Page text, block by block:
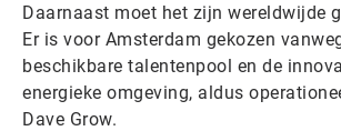
Daarnaast moet het zijn wereldwijde
Er is voor Amsterdam gekozen
beschikbare talentenpool en de
energieke omgeving, aldus
Dave Grow.